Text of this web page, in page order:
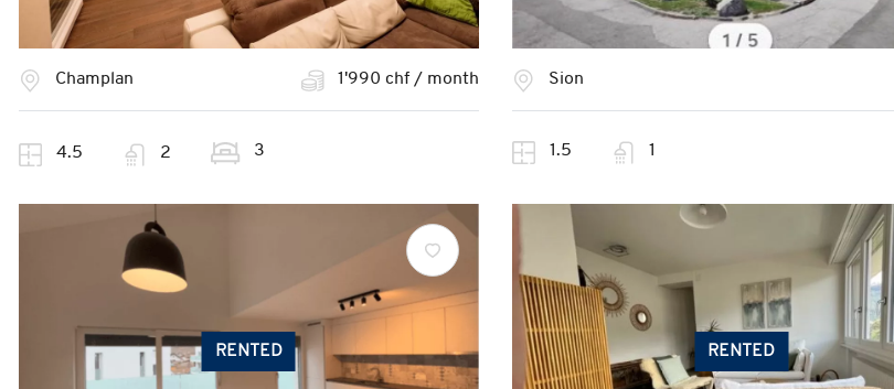
Champlan 1'990 chf / month
4.5 2 3
Sion
1.5 1
RENTED RENTED